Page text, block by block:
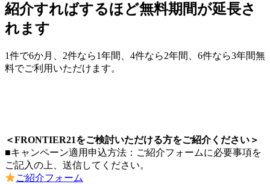
紹介すればするほど無料期間が延長さ
れます
1件で6か月、2件なら1年間、4件なら2年間、6件なら3年間無
料でご利用いただけます。
＜FRONTIER21をご検討いただける方をご紹介ください＞
■キャンペーン適用申込方法：ご紹介フォームに必要事項を
ご記入の上、送信してください。
ご紹介フォーム